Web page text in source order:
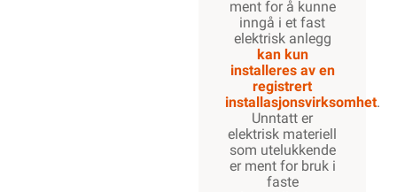
ment for å kunne
inngå i et fast
elektrisk anlegg
kan kun
installeres av en
registrert
installasjonsvirksomhet.
Unntatt er
elektrisk materiell
som utelukkende
er ment for bruk i
faste